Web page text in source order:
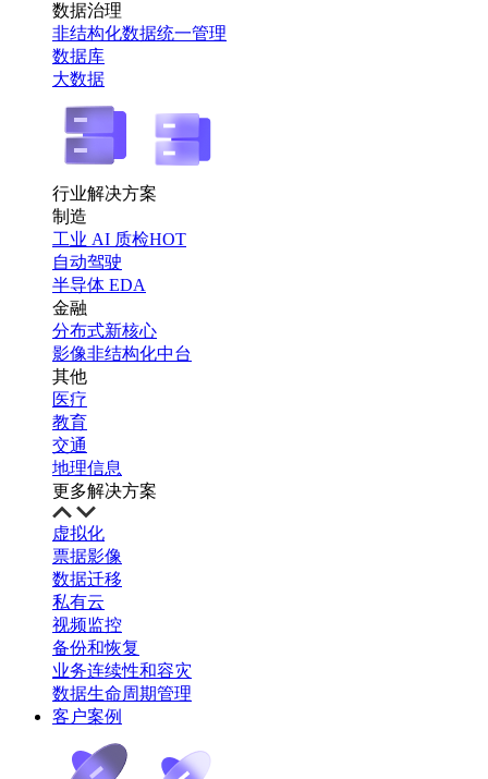
数据治理
非结构化数据统一管理
数据库
大数据
行业解决方案
制造
工业 AI 质检HOT
自动驾驶
半导体 EDA
金融
分布式新核心
影像非结构化中台
其他
医疗
教育
交通
地理信息
更多解决方案
虚拟化
票据影像
数据迁移
私有云
视频监控
备份和恢复
业务连续性和容灾
数据生命周期管理
客户案例